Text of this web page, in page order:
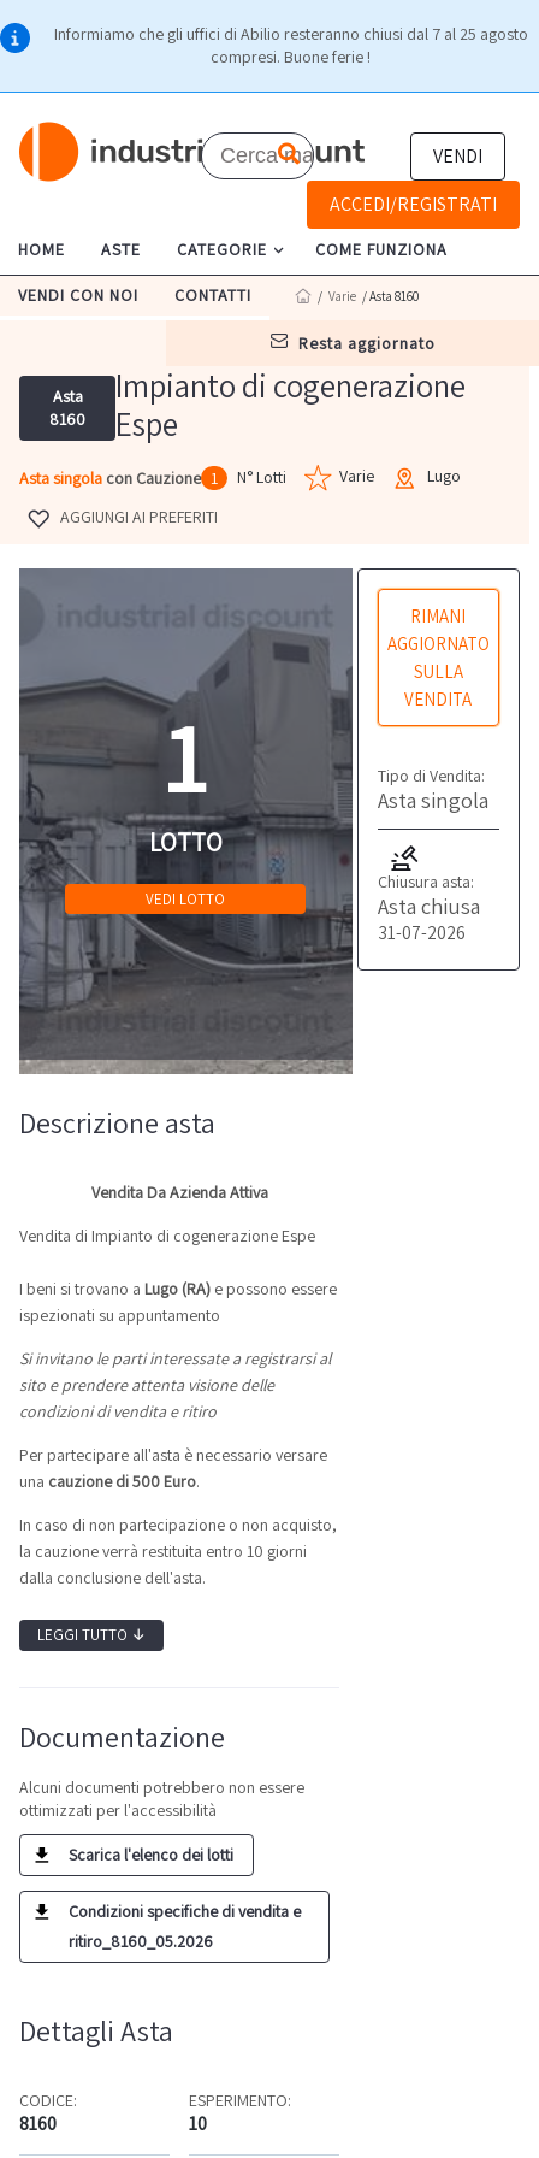
Informiamo che gli uffici di Abilio resteranno chiusi dal 7 al 25 agosto
compresi. Buone ferie !
VENDI
ACCEDI/REGISTRATI
HOME ASTE CATEGORIE COME FUNZIONA
VENDI CON NOI CONTATTI
resta aggiornato
/ Varie / Asta 8160
Asta
8160
Impianto di cogenerazione
Espe
Asta singola con Cauzione 1 N° Lotti Varie
Lugo
AGGIUNGI AI PREFERITI
1
LOTTO
VEDI LOTTO
RIMANI
AGGIORNATO
SULLA
VENDITA
Tipo di Vendita:
Asta singola
Chiusura asta:
Asta chiusa
31-07-2026
Descrizione asta
Vendita Da Azienda Attiva
Vendita di Impianto di cogenerazione Espe
I beni si trovano a Lugo (RA) e possono essere
ispezionati su appuntamento
Si invitano le parti interessate a registrarsi al
sito e prendere attenta visione delle
condizioni di vendita e ritiro
Per partecipare all'asta è necessario versare
una cauzione di 500 Euro.
In caso di non partecipazione o non acquisto,
la cauzione verrà restituita entro 10 giorni
dalla conclusione dell'asta.
LEGGI TUTTO ↓
Documentazione
Alcuni documenti potrebbero non essere
ottimizzati per l'accessibilità
Scarica l'elenco dei lotti
Condizioni specifiche di vendita e
ritiro_8160_05.2026
Dettagli Asta
CODICE:
8160
ESPERIMENTO:
10